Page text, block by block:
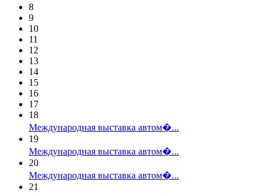
8
9
10
11
12
13
14
15
16
17
18
Международная выставка автом�...
19
Международная выставка автом�...
20
Международная выставка автом�...
21